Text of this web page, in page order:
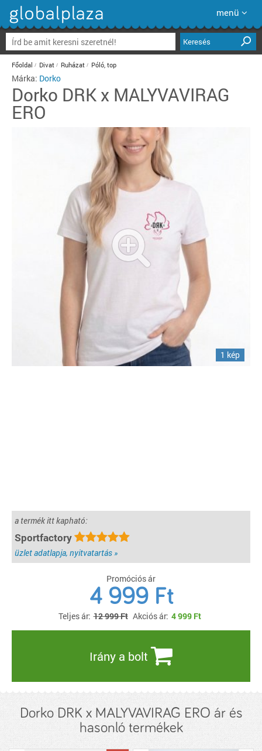
menü
Keresés
Főoldal Divat Ruházat Póló, top
Márka: Dorko
Dorko DRK x MALYVAVIRAG
ERO
1 kép
a termék itt kapható:
Sportfactory
üzlet adatlapja, nyitvatartás »
Promóciós ár
4 999 Ft
Teljes ár: 12 999 Ft Akciós ár: 4 999 Ft
Irány a bolt
Dorko DRK x MALYVAVIRAG ERO ár és
hasonló termékek